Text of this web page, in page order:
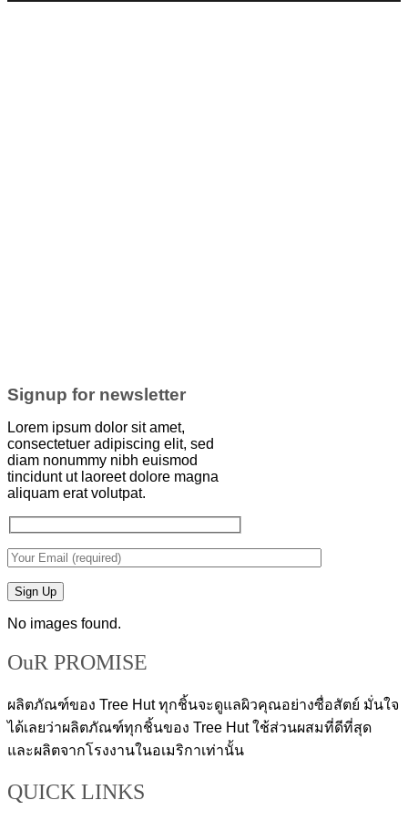
Signup for newsletter
Lorem ipsum dolor sit amet,
consectetuer adipiscing elit, sed
diam nonummy nibh euismod
tincidunt ut laoreet dolore magna
aliquam erat volutpat.
No images found.
OuR PROMISE
ผลิตภัณฑ์ของ Tree Hut ทุกชิ้นจะดูแลผิวคุณอย่างซื่อสัตย์ มั่นใจ
ได้เลยว่าผลิตภัณฑ์ทุกชิ้นของ Tree Hut ใช้ส่วนผสมที่ดีที่สุด
และผลิตจากโรงงานในอเมริกาเท่านั้น
QUICK LINKS